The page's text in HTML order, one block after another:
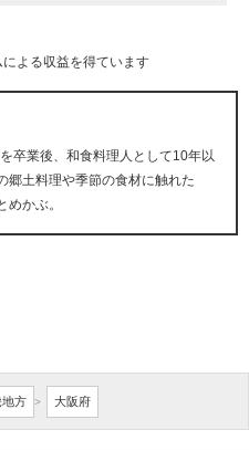
よる収益を得ています
卒業後、和食料理人として10年以
郷土料理や季節の食材に触れた
めかぶ。
地方 > 大阪府